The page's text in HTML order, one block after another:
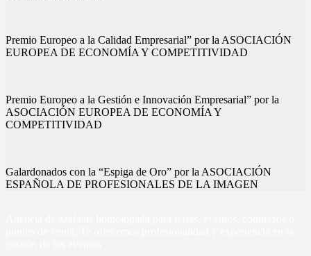
Premio Europeo a la Calidad Empresarial” por la ASOCIACIÓN
EUROPEA DE ECONOMÍA Y COMPETITIVIDAD
Premio Europeo a la Gestión e Innovación Empresarial” por la
ASOCIACIÓN EUROPEA DE ECONOMÍA Y
COMPETITIVIDAD
Galardonados con la “Espiga de Oro” por la ASOCIACIÓN
ESPAÑOLA DE PROFESIONALES DE LA IMAGEN